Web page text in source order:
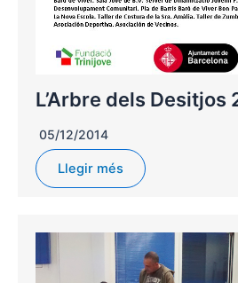
L’Arbre dels Desitjos
05/12/2014
Llegir més